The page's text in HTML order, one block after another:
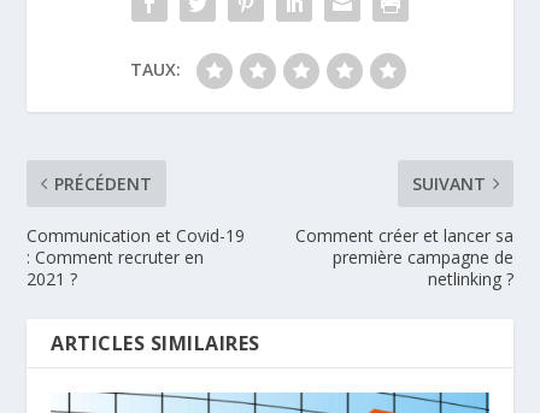
TAUX:
PRÉCÉDENT
Communication et Covid-19
: Comment recruter en
2021 ?
SUIVANT
Comment créer et lancer sa
première campagne de
netlinking ?
ARTICLES SIMILAIRES